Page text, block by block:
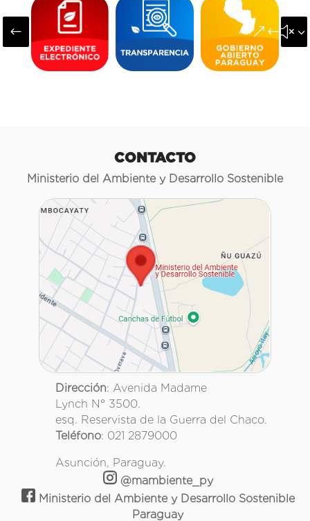
#
CONTACTO
Ministerio del Ambiente y Desarrollo Sostenible
Dirección: Avenida Madame
Lynch N° 3500.
esq. Reservista de la Guerra del Chaco.
Teléfono: 021 2879000
Asunción, Paraguay.
@mambiente_py
Ministerio del Ambiente y Desarrollo Sostenible
Paraguay